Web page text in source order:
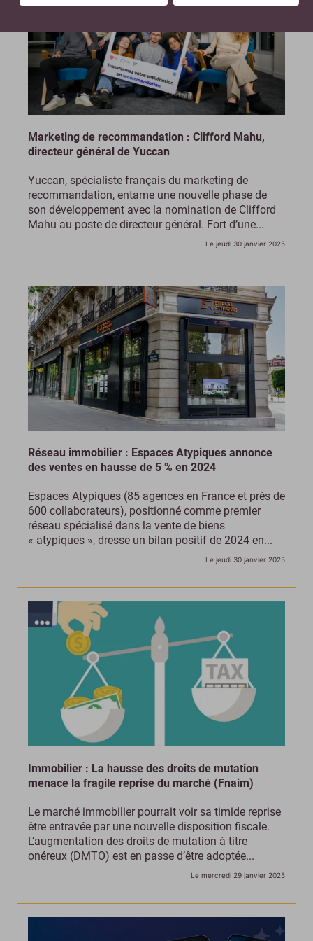
Marketing de recommandation : Clifford Mahu,
directeur général de Yuccan
Yuccan, spécialiste français du marketing de
recommandation, entame une nouvelle phase de
son développement avec la nomination de Clifford
Mahu au poste de directeur général. Fort d’une...
Le jeudi 30 janvier 2025
Réseau immobilier : Espaces Atypiques annonce
des ventes en hausse de 5 % en 2024
Espaces Atypiques (85 agences en France et près de
600 collaborateurs), positionné comme premier
réseau spécialisé dans la vente de biens
« atypiques », dresse un bilan positif de 2024 en...
Le jeudi 30 janvier 2025
Immobilier : La hausse des droits de mutation
menace la fragile reprise du marché (Fnaim)
Le marché immobilier pourrait voir sa timide reprise
être entravée par une nouvelle disposition fiscale.
L’augmentation des droits de mutation à titre
onéreux (DMTO) est en passe d’être adoptée...
Le mercredi 29 janvier 2025